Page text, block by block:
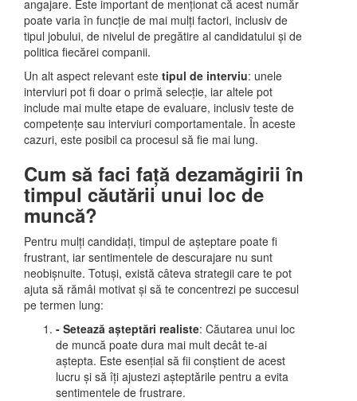
angajare. Este important de menționat că acest număr
poate varia în funcție de mai mulți factori, inclusiv de
tipul jobului, de nivelul de pregătire al candidatului și de
politica fiecărei companii.
Un alt aspect relevant este tipul de interviu: unele
interviuri pot fi doar o primă selecție, iar altele pot
include mai multe etape de evaluare, inclusiv teste de
competențe sau interviuri comportamentale. În aceste
cazuri, este posibil ca procesul să fie mai lung.
Cum să faci față dezamăgirii în
timpul căutării unui loc de
muncă?
Pentru mulți candidați, timpul de așteptare poate fi
frustrant, iar sentimentele de descurajare nu sunt
neobișnuite. Totuși, există câteva strategii care te pot
ajuta să rămâi motivat și să te concentrezi pe succesul
pe termen lung:
- Setează așteptări realiste: Căutarea unui loc
de muncă poate dura mai mult decât te-ai
aștepta. Este esențial să fii conștient de acest
lucru și să îți ajustezi așteptările pentru a evita
sentimentele de frustrare.